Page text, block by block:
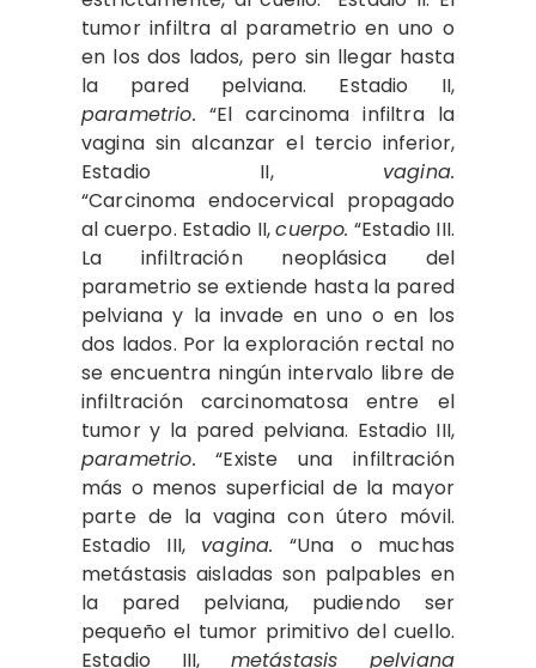
tumor infiltra al parametrio en uno o
en los dos lados, pero sin llegar hasta
la pared pelviana. Estadio II,
parametrio. “El carcinoma infiltra la
vagina sin alcanzar el tercio inferior,
Estadio II, vagina.
“Carcinoma endocervical propagado
al cuerpo. Estadio II,cuerpo. “Estadio III.
La infiltración neoplásica del
parametrio se extiende hasta la pared
pelviana y la invade en uno o en los
dos lados. Por la exploración rectal no
se encuentra ningún intervalo libre de
infiltración carcinomatosa entre el
tumor y la pared pelviana. Estadio III,
parametrio. “Existe una infiltración
más o menos superficial de la mayor
parte de la vagina con útero móvil.
Estadio III, vagina. “Una o muchas
metástasis aisladas son palpables en
la pared pelviana, pudiendo ser
pequeño el tumor primitivo del cuello.
Estadio III, metástasis pelviana